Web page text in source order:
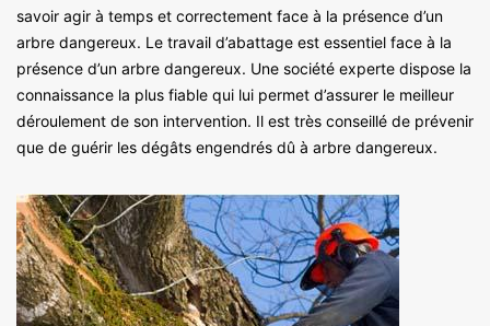
savoir agir à temps et correctement face à la présence d’un
arbre dangereux. Le travail d’abattage est essentiel face à la
présence d’un arbre dangereux. Une société experte dispose la
connaissance la plus fiable qui lui permet d’assurer le meilleur
déroulement de son intervention. Il est très conseillé de prévenir
que de guérir les dégâts engendrés dû à arbre dangereux.